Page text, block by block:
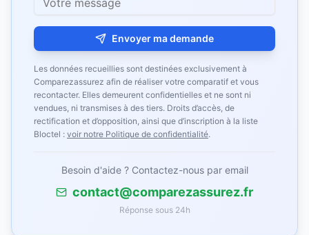
Envoyer ma demande
Les données recueillies sont destinées exclusivement à
Comparezassurez afin de réaliser votre comparatif et vous
recontacter. Elles demeurent confidentielles et ne sont ni
vendues, ni transmises à des tiers. Droits d’accès, de
rectification et d’opposition, ainsi que d’inscription à la liste
Bloctel : voir notre Politique de confidentialité.
Besoin d'aide ? Contactez-nous par email
contact@comparezassurez.fr
Réponse sous 24h